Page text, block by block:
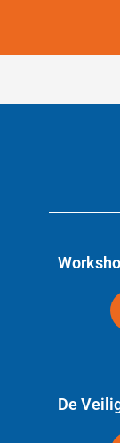
De